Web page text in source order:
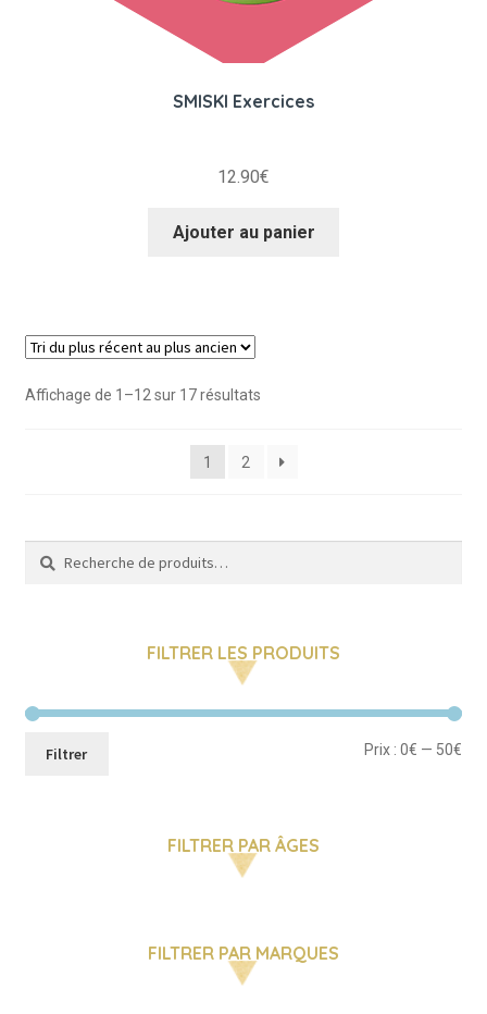
SMISKI Exercices
12.90€
Ajouter au panier
Affichage de 1–12 sur 17 résultatsTrié
récent
ancien
1 2
Recherche
pour :
Recherche
FILTRER LES PRODUITS
Filtrer Prix :0€ — 50€
FILTRER PAR ÂGES
FILTRER PAR MARQUES